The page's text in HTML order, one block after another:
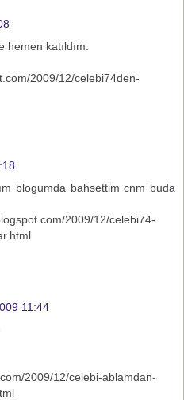
katıldım.
2009/12/celebi74den-
blogumda bahsettim cnm buda
2009/12/celebi74-
11:44
2009/12/celebi-ablamdan-